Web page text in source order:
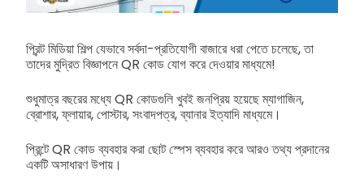
প্রিন্ট মিডিয়া শিল্প যেভাবে সর্বদা-প্রতিযোগী বাজারে ধরা পেতে চলেছে, তা
তাদের মুদ্রিত বিজ্ঞাপনে QR কোড যোগ করে দেওয়ার মাধ্যমে!
শুধুমাত্র বছরের মধ্যে QR কোডগুলি খুবই জনপ্রিয় হয়েছে ম্যাগাজিন,
ব্রোশার, ফ্লায়ার, পোস্টার, সংবাদপত্র, ব্যানার ইত্যাদি মাধ্যমে।
প্রিন্টে QR কোড ব্যবহার করা ছোট স্পেস ব্যবহার করে আরও তথ্য প্রদানের
একটি অসাধারণ উপায়।